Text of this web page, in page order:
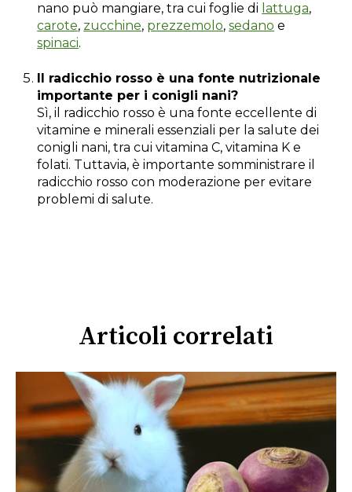
nano può mangiare, tra cui foglie di lattuga,
carote, zucchine, prezzemolo,sedano e
spinaci.
Il radicchio rosso è una fonte nutrizionale
importante per i conigli nani?
Sì, il radicchio rosso è una fonte eccellente di
vitamine e minerali essenziali per la salute dei
conigli nani, tra cui vitamina C, vitamina K e
folati. Tuttavia, è importante somministrare il
radicchio rosso con moderazione per evitare
problemi di salute.
Articoli correlati